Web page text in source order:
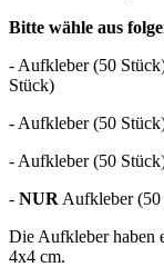
Bitte wähle aus
- Aufkleber (50
Stück)
- Aufkleber (50
- Aufkleber (50
- NUR Aufkleber (50
Die Aufkleber haben
4x4 cm.